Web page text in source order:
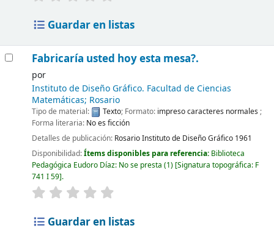
Guardar en listas
Fabricaría usted hoy esta mesa?.
por
Instituto de Diseño Gráfico. Facultad de Ciencias
Matemáticas; Rosario
Tipo de material: Texto; Formato: impreso caracteres normales ;
Forma literaria: No es ficción
Detalles de publicación: RosarioInstituto de Diseño Gráfico 1961
Disponibilidad:Ítems disponibles para referencia: Biblioteca
Pedagógica Eudoro Díaz: No se presta (1) Signatura topográfica: F
741 I 59 .
Guardar en listas